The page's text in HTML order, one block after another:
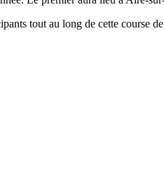
tout au long de cette course